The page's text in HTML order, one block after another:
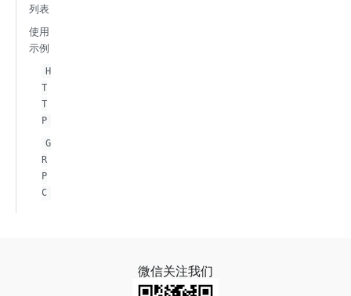
列表
使用
示例
H
T
T
P
G
R
P
C
微信关注我们